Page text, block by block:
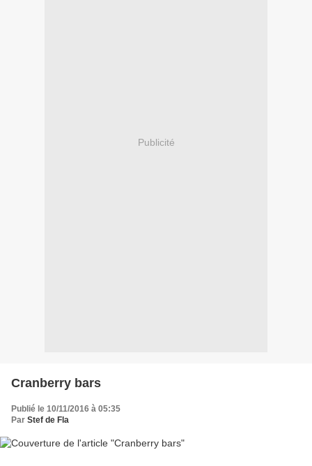
Publicité
Cranberry bars
Publié le 10/11/2016 à 05:35
Par Stef de Fla